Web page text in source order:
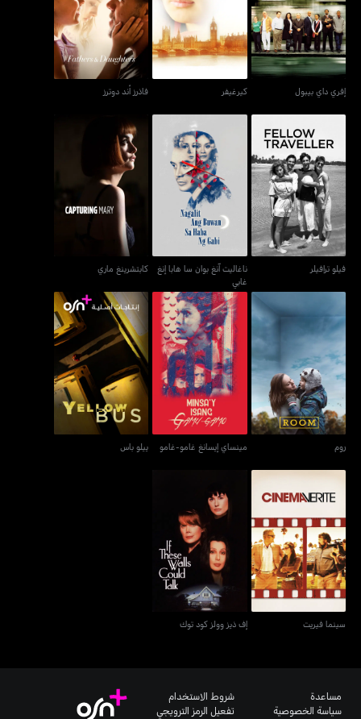
إفري داي بيبول
إفري داي بيبول
كيرغيفر
كيرغيفر
فاذرز أند دوترز
فاذرز أند دوترز
فيلو ترافيلر
فيلو ترافيلر
ناغاليت آنغ بوان سا هابا إنغ
غابي
ناغاليت آنغ بوان سا هابا إنغ
غابي
كابتشرينغ ماري
كابتشرينغ ماري
روم
روم
مينساي إيسانغ غامو-غامو
مينساي إيسانغ غامو-غامو
ييلو باس
ييلو باس
سينما فيريت
سينما فيريت
إف ذيز وولز كود توك
إف ذيز وولز كود توك
مساعدة
سياسة الخصوصية
شروط الاستخدام
تفعيل الرمز الترويجي